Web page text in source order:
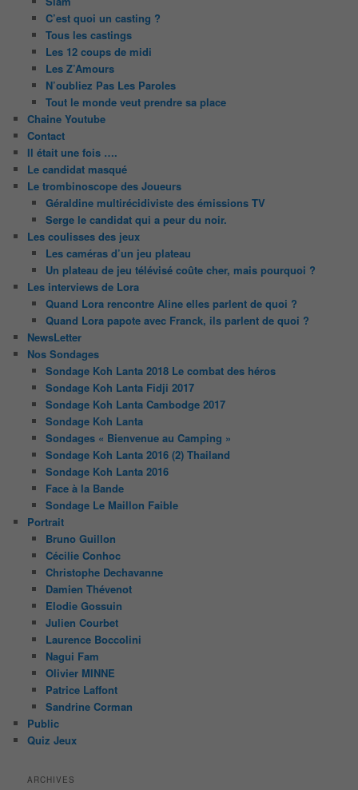
C’est quoi un casting ?
Tous les castings
Les 12 coups de midi
Les Z’Amours
N’oubliez Pas Les Paroles
Tout le monde veut prendre sa place
Chaine Youtube
Contact
Il était une fois ….
Le candidat masqué
Le trombinoscope des Joueurs
Géraldine multirécidiviste des émissions TV
Serge le candidat qui a peur du noir.
Les coulisses des jeux
Les caméras d’un jeu plateau
Un plateau de jeu télévisé coûte cher, mais pourquoi ?
Les interviews de Lora
Quand Lora rencontre Aline elles parlent de quoi ?
Quand Lora papote avec Franck, ils parlent de quoi ?
NewsLetter
Nos Sondages
Sondage Koh Lanta 2018 Le combat des héros
Sondage Koh Lanta Fidji 2017
Sondage Koh Lanta Cambodge 2017
Sondage Koh Lanta
Sondages « Bienvenue au Camping »
Sondage Koh Lanta 2016 (2) Thailand
Sondage Koh Lanta 2016
Face à la Bande
Sondage Le Maillon Faible
Portrait
Bruno Guillon
Cécilie Conhoc
Christophe Dechavanne
Damien Thévenot
Elodie Gossuin
Julien Courbet
Laurence Boccolini
Nagui Fam
Olivier MINNE
Patrice Laffont
Sandrine Corman
Public
Quiz Jeux
ARCHIVES